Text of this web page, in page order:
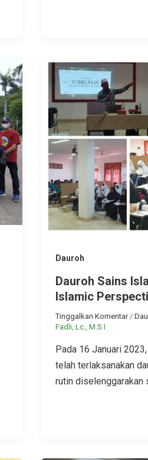
Dauroh
Dauroh Sains
Islamic
Tinggalkan Komentar /
Fadli, Lc., M.S.I
Pada 16 Januari
telah terlaksanakan
rutin diselenggarakan